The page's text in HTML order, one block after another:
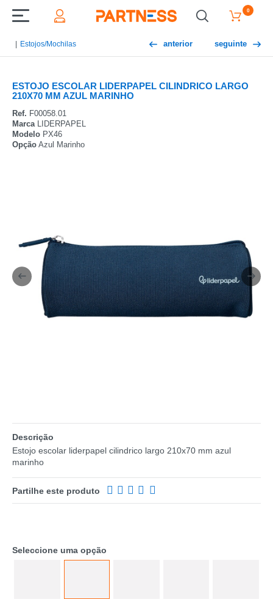
0
Estojos/Mochilas anterior seguinte
ESTOJO ESCOLAR LIDERPAPEL CILINDRICO LARGO
210X70 MM AZUL MARINHO
Ref. F00058.01
MarcaLIDERPAPEL
Modelo PX46
Opção Azul Marinho
Descrição
Estojo escolar liderpapel cilindrico largo 210x70 mm azul
marinho
Partilhe este produto
Seleccione uma opção